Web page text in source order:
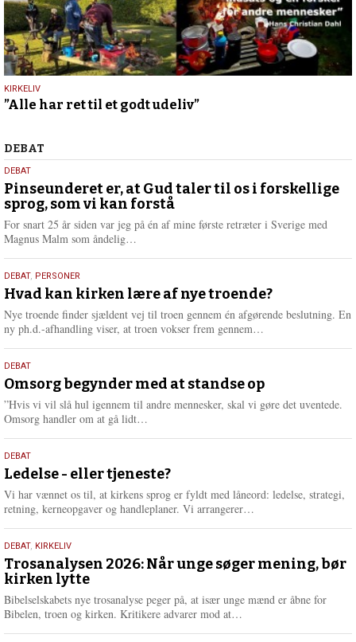
7.
marts
KIRKELIV
”Alle har ret til et godt udeliv”
Debat
DEBAT
5.
august
2026
DEBAT
Pinseunderet er, at Gud taler til os i forskellige
sprog, som vi kan forstå
For snart 25 år siden var jeg på én af mine første retræter i Sverige med
Magnus Malm som åndelig…
e
e
25.
juli
2026
DEBAT, PERSONER
Hvad kan kirken lære af nye troende?
Nye troende finder sjældent vej til troen gennem én afgørende beslutning. En
ny ph.d.-afhandling viser, at troen vokser frem gennem…
e
e
9.
juli
2026
DEBAT
Omsorg begynder med at standse op
”Hvis vi vil slå hul igennem til andre mennesker, skal vi gøre det uventede.
Omsorg handler om at gå lidt…
e
e
10.
juni
2026
DEBAT
Ledelse - eller tjeneste?
Vi har vænnet os til, at kirkens sprog er fyldt med låneord: ledelse, strategi,
retning, kerneopgaver og handleplaner. Vi arrangerer…
e
2.
juni
2026
DEBAT, KIRKELIV
Trosanalysen 2026: Når unge søger mening, bør
kirken lytte
Bibelselskabets nye trosanalyse peger på, at især unge mænd er åbne for
Bibelen, troen og kirken. Kritikere advarer mod at…